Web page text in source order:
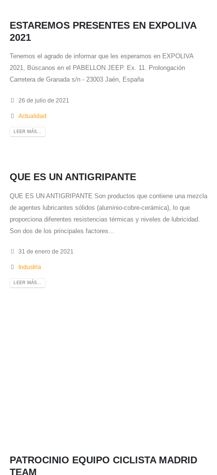
ESTAREMOS PRESENTES EN EXPOLIVA
2021
Tenemos el agrado de informar que les esperamos en EXPOLIVA
2021, Búscanos en el PABELLON JEEP. Ex. 11. Prolongación
Carretera de Granada s/n - 23003 Jaén, España
26 de julio de 2021
Actualidad
LEER MÁS...
QUE ES UN ANTIGRIPANTE
QUE ES UN ANTIGRIPANTE Son productos que contiene una mezcla
de agentes lubricantes sólidos (aluminio-cobre-cerámica), lo que
proporciona diferentes resistencias térmicas y niveles de lubricidad.
Son dos de los principales factores...
31 de enero de 2021
Industria
LEER MÁS...
PATROCINIO EQUIPO CICLISTA MADRID
TEAM